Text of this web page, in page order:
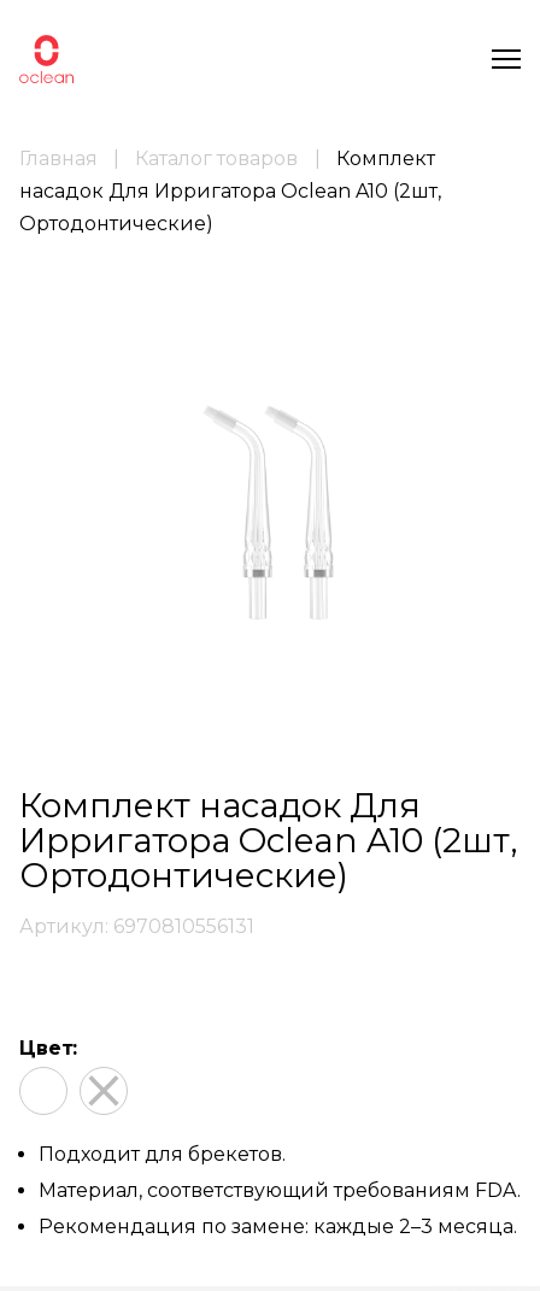
Главная Каталог товаров
Комплект
насадок Для Ирригатора Oclean A10 (2шт,
Ортодонтические)
Артикул: 6970810556131
Комплект насадок Для
Ирригатора Oclean A10 (2шт,
Ортодонтические)
Подходит для брекетов.
Материал, соответствующий требованиям FDA.
Рекомендация по замене: каждые 2–3 месяца.
Цвет: